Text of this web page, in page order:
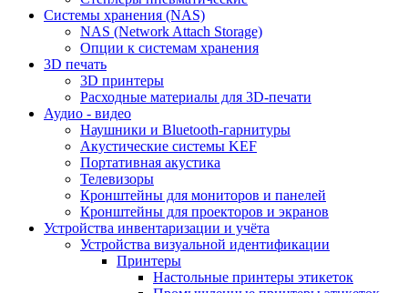
Cистемы хранения (NAS)
NAS (Network Attach Storage)
Опции к системам хранения
3D печать
3D принтеры
Расходные материалы для 3D-печати
Аудио - видео
Наушники и Bluetooth-гарнитуры
Акустические системы KEF
Портативная акустика
Телевизоры
Кронштейны для мониторов и панелей
Кронштейны для проекторов и экранов
Устройства инвентаризации и учёта
Устройства визуальной идентификации
Принтеры
Настольные принтеры этикеток